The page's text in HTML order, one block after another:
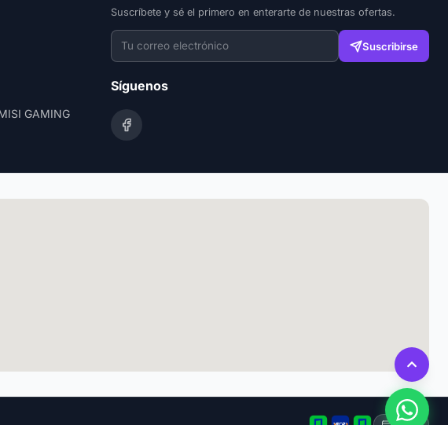
GAMING
Suscríbete y sé el primero en enterarte de nuestras ofertas.
Suscribirse
Síguenos